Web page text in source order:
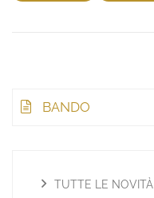
BANDO
TUTTE LE NOVITÀ